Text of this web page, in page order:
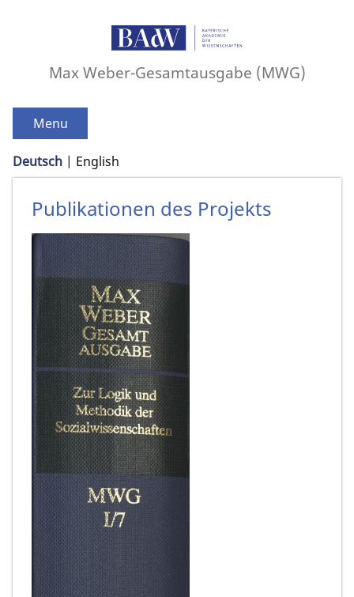
Max Weber-Gesamtausgabe (MWG)
Menu
Deutsch English
Publikationen des Projekts